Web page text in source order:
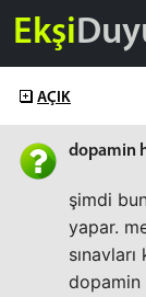
Ekşi
AÇIK
dopamin
şimdi
yapar.
dopamin